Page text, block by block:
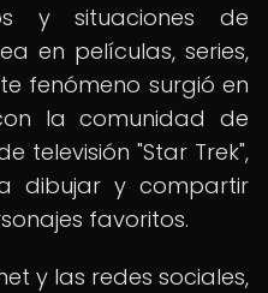
y situaciones de
en películas, series,
fenómeno surgió en
la comunidad de
televisión "Star Trek",
dibujar y compartir
favoritos.
y las redes sociales,